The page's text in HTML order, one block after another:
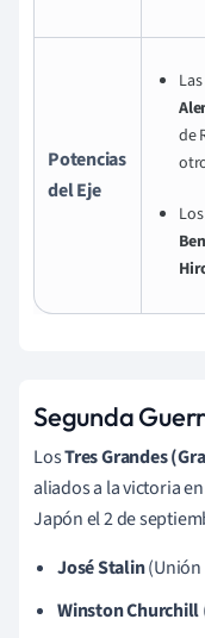
Potencias
del Eje
de
Segunda
LosTres Grandes
aliados a la victoria
Japón el 2 de
José Stalin(Unión
Winston Churchill